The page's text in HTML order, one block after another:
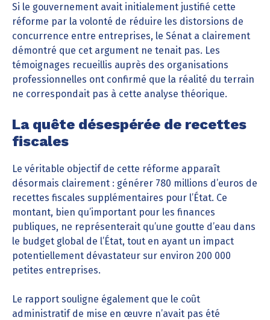
Si le gouvernement avait initialement justifié cette
réforme par la volonté de réduire les distorsions de
concurrence entre entreprises, le Sénat a clairement
démontré que cet argument ne tenait pas. Les
témoignages recueillis auprès des organisations
professionnelles ont confirmé que la réalité du terrain
ne correspondait pas à cette analyse théorique.
La quête désespérée de recettes
fiscales
Le véritable objectif de cette réforme apparaît
désormais clairement : générer 780 millions d’euros de
recettes fiscales supplémentaires pour l’État. Ce
montant, bien qu’important pour les finances
publiques, ne représenterait qu’une goutte d’eau dans
le budget global de l’État, tout en ayant un impact
potentiellement dévastateur sur environ 200 000
petites entreprises.
Le rapport souligne également que le coût
administratif de mise en œuvre n’avait pas été